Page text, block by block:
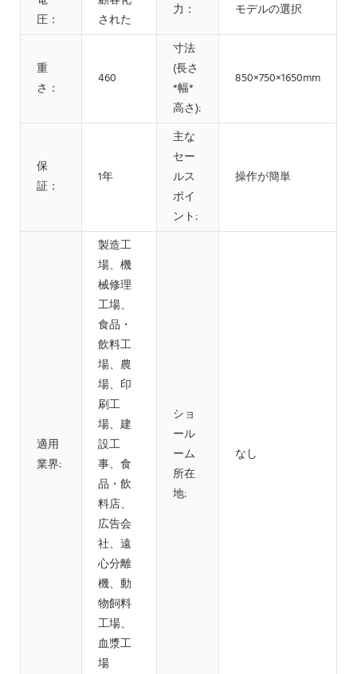
圧：
された
力： モデルの選択
重
さ：
460
寸法
(長さ
*幅*
高さ):
850×750×1650mm
保
証：
1年
主な
セー
ルス
ポイ
ント:
操作が簡単
適用
業界:
製造工
場、機
械修理
工場、
食品・
飲料工
場、農
場、印
刷工
場、建
設工
事、食
品・飲
料店、
広告会
社、遠
心分離
機、動
物飼料
工場、
血漿工
場
ショ
ール
ーム
所在
地:
なし